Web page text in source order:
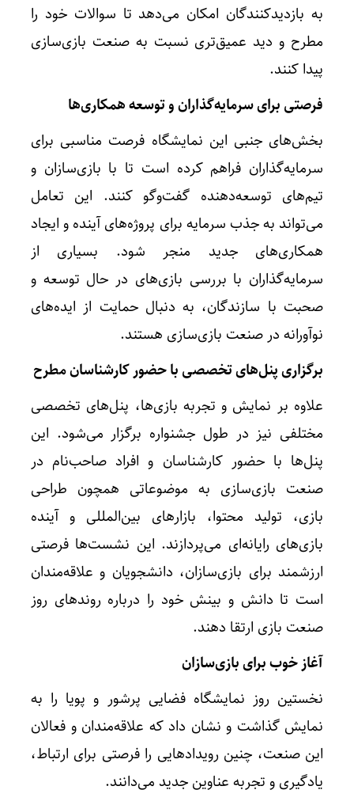
به بازدیدکنندگان امکان می‌دهد تا سوالات خود را
مطرح و دید عمیق‌تری نسبت به صنعت بازی‌سازی
پیدا کنند.
فرصتی برای سرمایه‌گذاران و توسعه همکاری‌ها
بخش‌های جنبی این نمایشگاه فرصت مناسبی برای
سرمایه‌گذاران فراهم کرده است تا با بازی‌سازان و
تیم‌های توسعه‌دهنده گفت‌وگو کنند. این تعامل
می‌تواند به جذب سرمایه برای پروژه‌های آینده و ایجاد
همکاری‌های جدید منجر شود. بسیاری از
سرمایه‌گذاران با بررسی بازی‌های در حال توسعه و
صحبت با سازندگان، به دنبال حمایت از ایده‌های
نوآورانه در صنعت بازی‌سازی هستند.
برگزاری پنل‌های تخصصی با حضور کارشناسان مطرح
علاوه بر نمایش و تجربه بازی‌ها، پنل‌های تخصصی
مختلفی نیز در طول جشنواره برگزار می‌شود. این
پنل‌ها با حضور کارشناسان و افراد صاحب‌نام در
صنعت بازی‌سازی به موضوعاتی همچون طراحی
بازی، تولید محتوا، بازارهای بین‌المللی و آینده
بازی‌های رایانه‌ای می‌پردازند. این نشست‌ها فرصتی
ارزشمند برای بازی‌سازان، دانشجویان و علاقه‌مندان
است تا دانش و بینش خود را درباره روندهای روز
صنعت بازی ارتقا دهند.
آغاز خوب برای بازی‌سازان
نخستین روز نمایشگاه فضایی پرشور و پویا را به
نمایش گذاشت و نشان داد که علاقه‌مندان و فعالان
این صنعت، چنین رویدادهایی را فرصتی برای ارتباط،
یادگیری و تجربه عناوین جدید می‌دانند.